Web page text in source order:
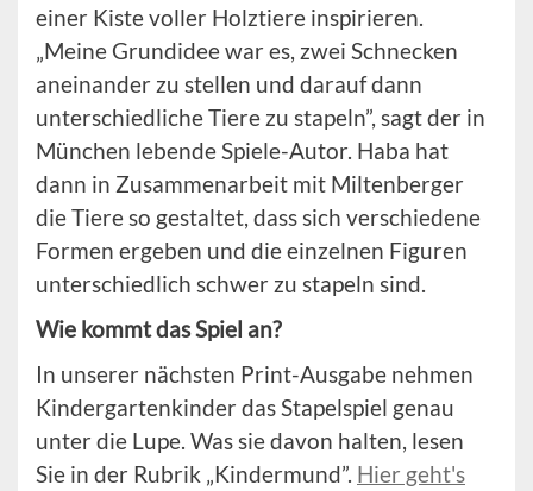
einer Kiste voller Holztiere inspirieren.
„Meine Grundidee war es, zwei Schnecken
aneinander zu stellen und darauf dann
unterschiedliche Tiere zu stapeln”, sagt der in
München lebende Spiele-Autor. Haba hat
dann in Zusammenarbeit mit Miltenberger
die Tiere so gestaltet, dass sich verschiedene
Formen ergeben und die einzelnen Figuren
unterschiedlich schwer zu stapeln sind.
Wie kommt das Spiel an?
In unserer nächsten Print-Ausgabe nehmen
Kindergartenkinder das Stapelspiel genau
unter die Lupe. Was sie davon halten, lesen
Sie in der Rubrik „Kindermund”. Hier geht's